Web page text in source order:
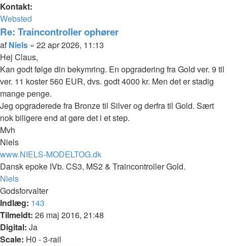
Kontakt:
Kontakt
Niels
Websted
Re: Traincontroller ophører
Citer
Indlæg
afNiels » 22 apr 2026, 11:13
Hej Claus,
Kan godt følge din bekymring. En opgradering fra Gold ver. 9 til
ver. 11 koster 560 EUR, dvs. godt 4000 kr. Men det er stadig
mange penge.
Jeg opgraderede fra Bronze til Silver og derfra til Gold. Sært
nok biligere end at gøre det i et step.
Mvh
Niels
www.NIELS-MODELTOG.dk
Dansk epoke IVb. CS3, MS2 & Traincontroller Gold.
Top
Niels
Godsforvalter
Indlæg: 143
Tilmeldt: 26 maj 2016, 21:48
Digital: Ja
Scale: H0 - 3-rail